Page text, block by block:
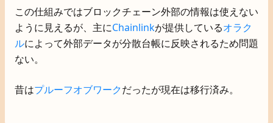
この仕組みではブロックチェーン外部の情報は使えない
ように見えるが、主にChainlinkが提供しているオラク
ルによって外部データが分散台帳に反映されるため問題
ない。
昔はプルーフオブワークだったが現在は移行済み。